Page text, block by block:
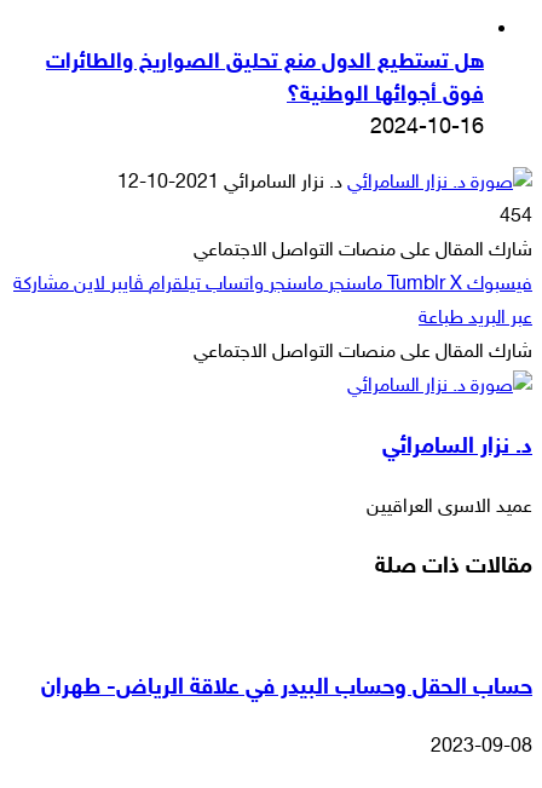
هل تستطيع الدول منع تحليق الصواريخ والطائرات
فوق أجوائها الوطنية؟
2024-10-16
د. نزار السامرائي أرسل
إلكترونيا
2021-10-12
454
شارك المقال على منصات التواصل الاجتماعي
فيسبوك ‫X ماسنجر ماسنجر واتساب تيلقرام ڤايبر لاين مشاركة
عبر البريد طباعة
شارك المقال على منصات التواصل الاجتماعي
فيسبوك
‫X
ماسنجر
ماسنجر
واتساب
تيلقرام
ڤايبر
لاين
مشاركة
البريد
طباعة
د. نزار السامرائي
عميد الاسرى العراقيين
مقالات ذات صلة
حساب الحقل وحساب البيدر في علاقة الرياض- طهران
2023-09-08